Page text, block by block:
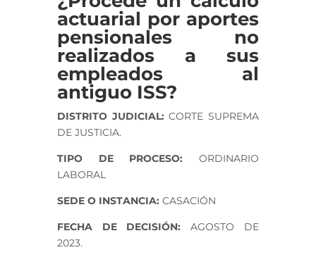
actuarial por aportes
pensionales no
realizados a sus
empleados al
antiguo ISS?
DISTRITO JUDICIAL:CORTE SUPREMA
DE JUSTICIA.
TIPO DE PROCESO:ORDINARIO
LABORAL
SEDE O INSTANCIA: CASACIÓN
FECHA DE DECISIÓN:AGOSTO DE
2023.